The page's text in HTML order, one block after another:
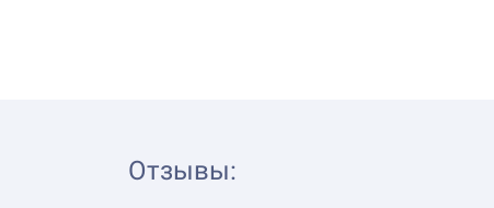
Отзывы: